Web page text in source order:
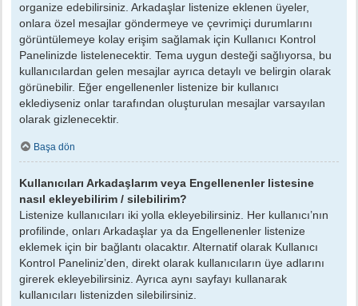
organize edebilirsiniz. Arkadaşlar listenize eklenen üyeler,
onlara özel mesajlar göndermeye ve çevrimiçi durumlarını
görüntülemeye kolay erişim sağlamak için Kullanıcı Kontrol
Panelinizde listelenecektir. Tema uygun desteği sağlıyorsa, bu
kullanıcılardan gelen mesajlar ayrıca detaylı ve belirgin olarak
görünebilir. Eğer engellenenler listenize bir kullanıcı
eklediyseniz onlar tarafından oluşturulan mesajlar varsayılan
olarak gizlenecektir.
Başa dön
Kullanıcıları Arkadaşlarım veya Engellenenler listesine
nasıl ekleyebilirim / silebilirim?
Listenize kullanıcıları iki yolla ekleyebilirsiniz. Her kullanıcı’nın
profilinde, onları Arkadaşlar ya da Engellenenler listenize
eklemek için bir bağlantı olacaktır. Alternatif olarak Kullanıcı
Kontrol Paneliniz’den, direkt olarak kullanıcıların üye adlarını
girerek ekleyebilirsiniz. Ayrıca aynı sayfayı kullanarak
kullanıcıları listenizden silebilirsiniz.